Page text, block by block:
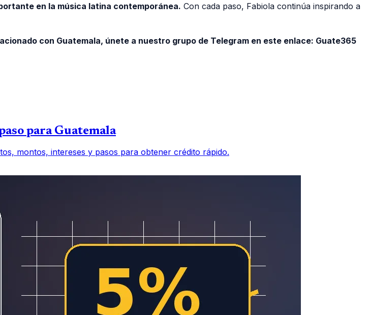
en la música latina contemporánea. Con cada paso, Fabiola continúa inspirando a
con Guatemala, únete a nuestro grupo de Telegram en este enlace: Guate365
para Guatemala
montos, intereses y pasos para obtener crédito rápido.